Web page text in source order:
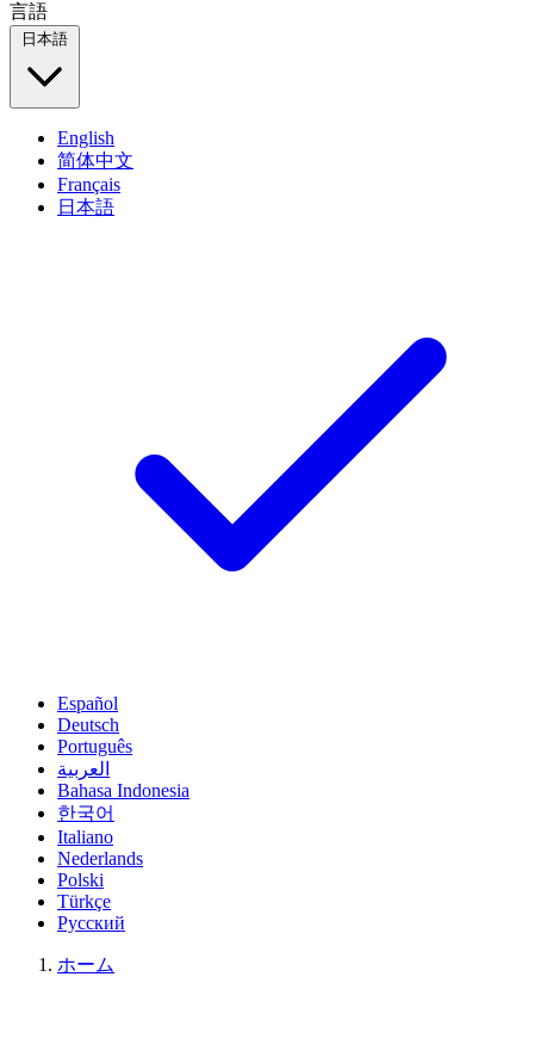
言語
日本語
English
简体中文
Français
日本語
Español
Deutsch
Português
العربية
Bahasa Indonesia
한국어
Italiano
Nederlands
Polski
Türkçe
Русский
ホーム